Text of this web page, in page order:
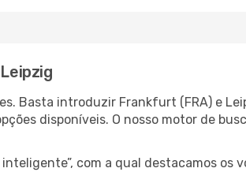
Basta introduzir Frankfurt (FRA) e
disponíveis. O nosso motor de
com a qual destacamos